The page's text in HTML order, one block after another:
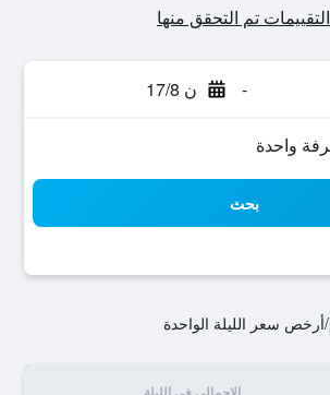
- ن 17/8
بحث
/أرخص سعر الليلة الواحدة